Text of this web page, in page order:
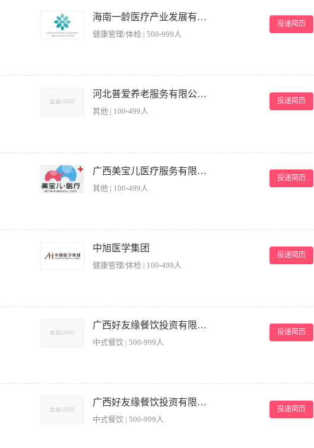
· 建立并更新客户档案，进行定期回访与关系维护，提升客户黏性与复购。 · 完成公司制定的销
· 三年以上高端餐饮、酒店、会所或相关行业的销售/客户管理经验。 · 具备优秀的商务洽谈、客
力，有出色的服务意识和应变能力。 · 具备良好的团队协作精神和结果导向意识。 · 对宴请市场有
海南一龄医疗产业发展有限公司
健康管理/体检 | 500-999人
投递简历
、执行卫生清洁标准，配合监管部门检查工作 【岗位要求】 1、具备餐饮服务行业工作经验，有团
沟通协调能力和应急处理能力 4、能适应早晚班轮换工作制 5、工作细致认真，具有服务意识和
河北普爱养老服务有限公司东二环裕华养护中心
其他 | 100-499人
投递简历
结合季节变化、老人饮食需求等不断创新适合老人的面点； 5.完成领导交办的临时任务。 任职条
求：性别不限，年龄要求25-50周岁 3.工作经验要求：1年以上面点工作经验 4.专业知识及技能要
劳，服务热情，虚心接受合理意见，不断改进工作中的不足 6.其他要求：无传染性疾病，有驾驶
广西美宝儿医疗服务有限公司
其他 | 100-499人
投递简历
口味及时作出烹饪方法调整，有菜品研发经验者优先; (3)任职要求: 1、年龄25-45岁,身体健康，具
、母婴相关行业工作经验优先录用; 3、热爱本职工作，有团队合作精神，为人踏实，积极肯干。服
务，不断提高面点制作的技术水 平; 5、具有良好的安全防范意识、责任心、职业道德、团队合
中旭医学集团
健康管理/体检 | 100-499人
投递简历
放整齐。 4、掌握食品成本核算，协助厨师长制定点心出品方案。 5、按季节定期更换花色品种，
。 【岗位要求】 1、 有在星级酒店或餐厅从事面点和早茶制作工作经验。 2、 熟悉餐饮的相关知
广西好友缘餐饮投资有限公司
中式餐饮 | 500-999人
投递简历
包点工厂的生产经验（会操作包子机设备） 2.能针对性生产食堂需求的包点品种，有一定的产品
广西好友缘餐饮投资有限公司
中式餐饮 | 500-999人
投递简历